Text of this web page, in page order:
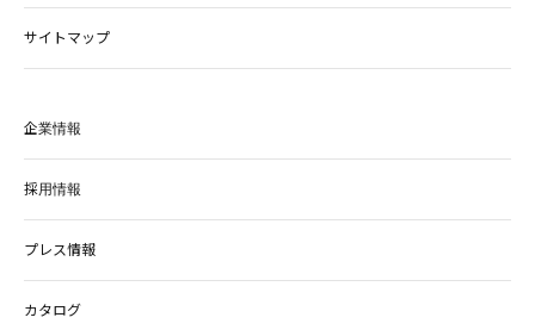
サイトマップ
企業情報
採用情報
プレス情報
カタログ